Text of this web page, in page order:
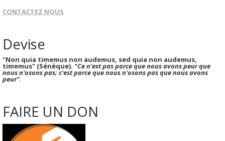
CONTACTEZ NOUS
Devise
"Non quia timemus non audemus, sed quia non audemus,
timemus" (Sénèque). "Ce n'est pas parce que nous avons peur que
nous n'osons pas; c'est parce que nous n'osons pas que nous avons
peur".
FAIRE UN DON